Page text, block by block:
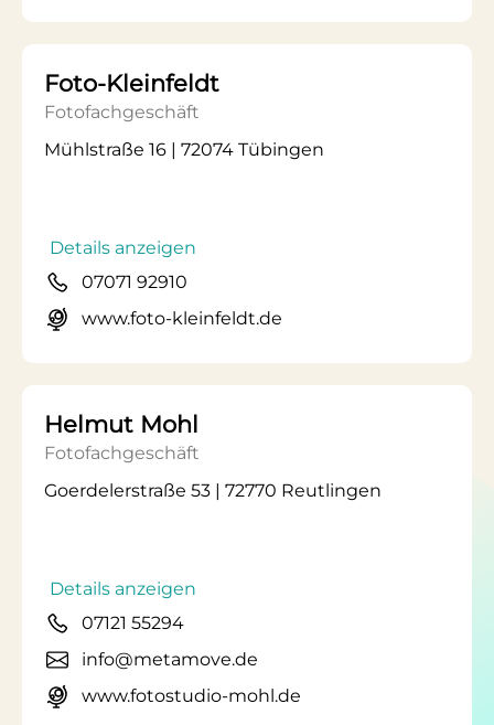
Foto-Kleinfeldt
Fotofachgeschäft
Mühlstraße 16 | 72074 Tübingen
Details anzeigen
07071 92910
www.foto-kleinfeldt.de
Helmut Mohl
Fotofachgeschäft
Goerdelerstraße 53 | 72770 Reutlingen
Details anzeigen
07121 55294
info@metamove.de
www.fotostudio-mohl.de